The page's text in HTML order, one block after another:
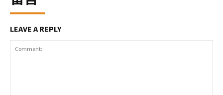
LEAVE A REPLY